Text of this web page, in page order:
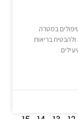
במטרה
בריאות